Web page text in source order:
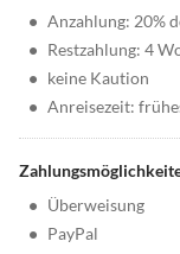
• Anzahlung: 20%
• Restzahlung: 4
• keine Kaution
• Anreisezeit:
• Überweisung
• PayPal